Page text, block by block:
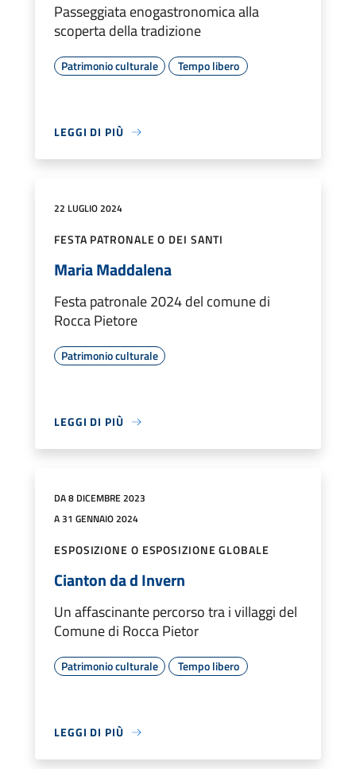
Passeggiata enogastronomica alla
scoperta della tradizione
Patrimonio culturale Tempo libero
LEGGI DI PIÙ
22 LUGLIO 2024
FESTA PATRONALE O DEI SANTI
Maria Maddalena
Festa patronale 2024 del comune di
Rocca Pietore
Patrimonio culturale
LEGGI DI PIÙ
DA 8 DICEMBRE 2023
A 31 GENNAIO 2024
ESPOSIZIONE O ESPOSIZIONE GLOBALE
Cianton da d Invern
Un affascinante percorso tra i villaggi del
Comune di Rocca Pietor
Patrimonio culturale Tempo libero
LEGGI DI PIÙ